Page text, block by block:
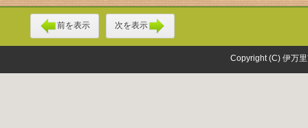
前を表示 次を表示
Copyright (C) 伊万